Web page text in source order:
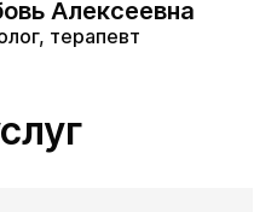
Алексеевна
терапевт